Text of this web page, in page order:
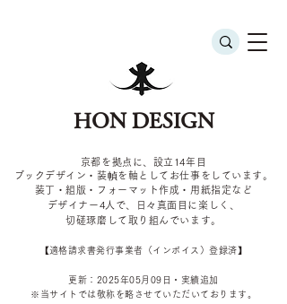
HON DESIGN
京都を拠点に、設立14年目
ブックデザイン・装幀を軸としてお仕事をしています。
装丁・組版・フォーマット作成・用紙指定など
デザイナー4 人で、日々真面目に楽しく、
切磋琢磨して取り組んでいます。
​【適格請求書発行事業者（インボイス）登録済】
更新：2025年05 月09 日・実績追加
​※当サイトでは敬称を 略させていただいております。